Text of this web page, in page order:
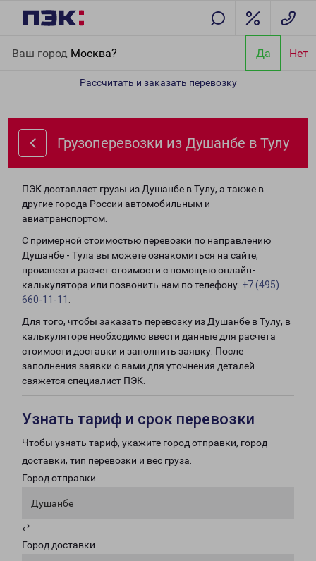
Ваш город Москва? Да Нет
Рассчитать и заказать перевозку
Грузоперевозки из Душанбе в Тулу
ПЭК доставляет грузы из Душанбе в Тулу, а также в
другие города России автомобильным и
авиатранспортом.
С примерной стоимостью перевозки по направлению
Душанбе - Тула вы можете ознакомиться на сайте,
произвести расчет стоимости с помощью онлайн-
калькулятора или позвонить нам по телефону: +7 (495)
660-11-11
Для того, чтобы заказать перевозку из Душанбе в Тулу, в
калькуляторе необходимо ввести данные для расчета
стоимости доставки и заполнить заявку. После
заполнения заявки с вами для уточнения деталей
свяжется специалист ПЭК.
Узнать тариф и срок перевозки
Чтобы узнать тариф, укажите город отправки, город
доставки, тип перевозки и вес груза.
Город отправки
Душанбе
⇄
Город доставки